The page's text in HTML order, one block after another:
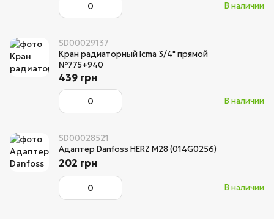
В наличии
SD00029137
Кран радиаторный Icma 3/4" прямой
№775+940
В наличии
439 грн
SD00028521
Адаптер Danfoss HERZ М28 (014G0256)
В наличии
202 грн